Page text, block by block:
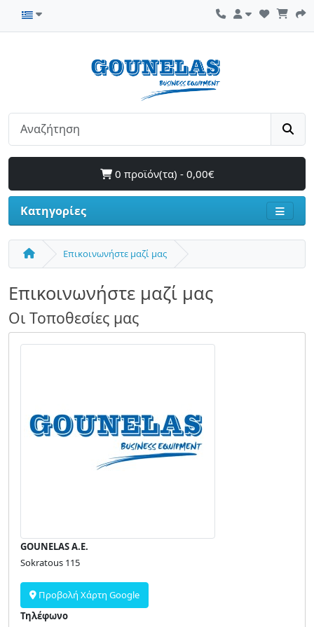
0 προϊόν(τα) - 0,00€
Κατηγορίες
Επικοινωνήστε μαζί μας
Επικοινωνήστε μαζί μας
Οι Τοποθεσίες μας
GOUNELAS A.E.
Sokratous 115
Προβολή Χάρτη Google
Τηλέφωνο